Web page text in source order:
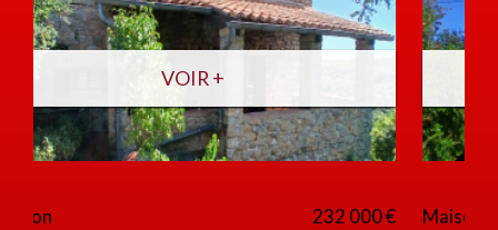
VOIR +
Maison 232 000 €